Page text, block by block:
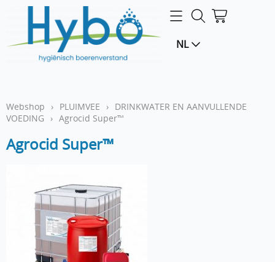
Webshop NL
Webshop › PLUIMVEE › DRINKWATER EN AANVULLENDE
VOEDING
› Agrocid Super™
Agrocid Super™